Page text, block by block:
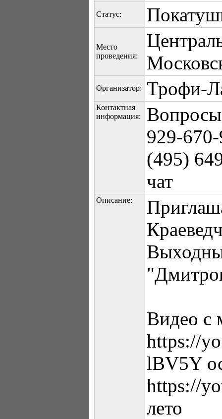
Статус:
Место
проведения:
Организатор: Трофи-
Контактная
информация:
929-
(495)
чат
Описание:
Видео с
https://
lBV5Y
https://
лето